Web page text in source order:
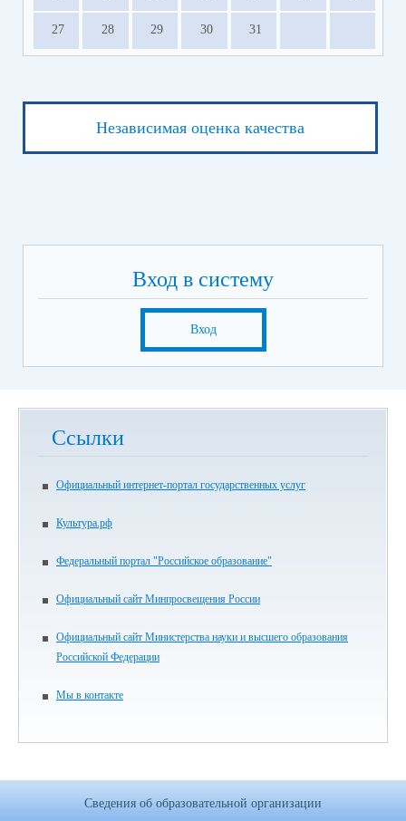
27 28 29 30 31
Независимая оценка качества
Вход в систему
Вход
Ссылки
Официальный интернет-портал государственных услуг
Культура.рф
Федеральный портал "Российское образование"
Официальный сайт Минпросвещения России
Официальный сайт Министерства науки и высшего образования
Российской Федерации
Мы в контакте
Сведения об образовательной организации